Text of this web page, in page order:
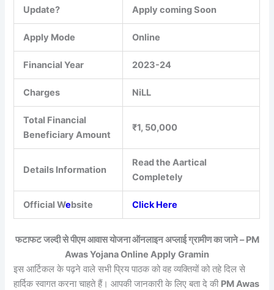
Update?
Apply coming Soon
Apply Mode Online
Financial Year 2023-24
Charges NiLL
Total Financial
Beneficiary Amount
₹1, 50,000
Details Information
Read the Aartical
Completely
Official Website Click Here
फटाफट जल्दी से पीएम आवास योजना ऑनलाइन अप्लाई ग्रामीण का जाने – PM
Awas Yojana Online Apply Gramin
इस आर्टिकल के पढ़ने वाले सभी प्रिय पाठक को वह व्यक्तियों को तहे दिल से
हार्दिक स्वागत करना चाहते हैं। आपकी जानकारी के लिए बता दे की PM Awas